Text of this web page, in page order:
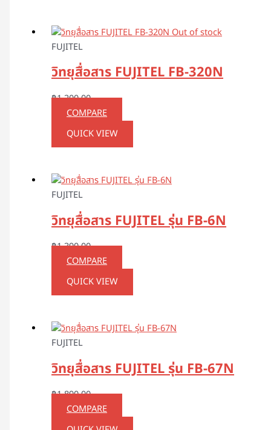
Out of stock
FUJITEL
วิทยุสื่อสาร FUJITEL FB-320N
฿1,200.00
COMPARE
QUICK VIEW
FUJITEL
วิทยุสื่อสาร FUJITEL รุ่น FB-6N
฿1,390.00
COMPARE
QUICK VIEW
FUJITEL
วิทยุสื่อสาร FUJITEL รุ่น FB-67N
฿1,890.00
COMPARE